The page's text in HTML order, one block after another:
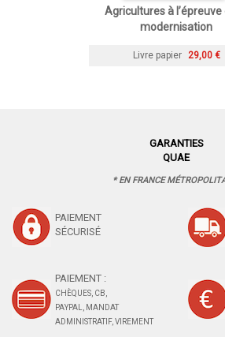
Agricultures à l’épreuve
modernisation
Livre papier 29,00 €
GARANTIES
QUAE
* EN FRANCE
PAIEMENT
SÉCURISÉ
PAIEMENT :
CHÈQUES, CB,
PAYPAL, MANDAT
ADMINISTRATIF, VIREMENT